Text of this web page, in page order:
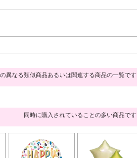
異なる類似商品あるいは関連する商品の一覧です
同時に購入されていることの多い商品です